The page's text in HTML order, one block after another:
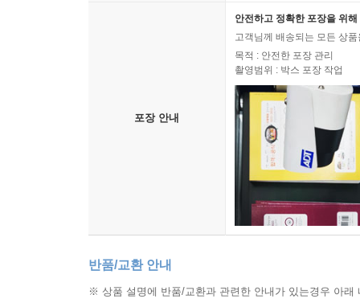
포장 안내
안전하고 정확한 포장을 위
고객님께 배송되는 모든 상
목적 : 안전한 포장 관리
촬영범위 : 박스 포장 작업
반품/교환 안내
※ 상품 설명에 반품/교환과 관련한 안내가 있는경우 아